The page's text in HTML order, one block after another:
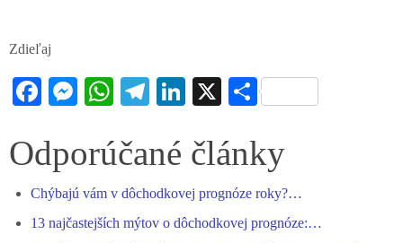
Zdieľaj
Fa
bo
ok
M
se
er
W
ts
pp
Te
gr
m
Li
ed
X S
re
Odporúčané články
Chýbajú vám v dôchodkovej prognóze roky?…
13 najčastejších mýtov o dôchodkovej prognóze:…